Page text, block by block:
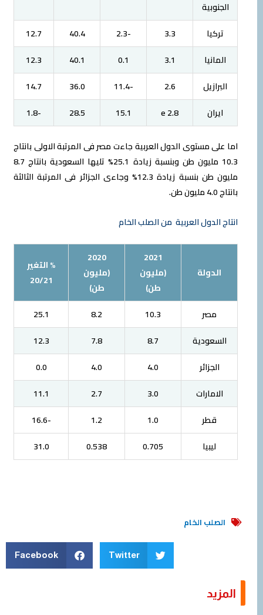
الجنوبية
تركيا
3.3
40.4
12.7
المانيا
3.1
0.1
40.1
12.3
البرازيل
2.6
36.0
14.7
ايران
2.8 e
15.1
28.5
اما على مستوى الدول العربية جاءت مصر فى المرتبة الاولى بانتاج
10.3 مليون طن وبنسبة زيادة 25.1% تليها السعودية بانتاج 8.7
مليون طن بنسبة زيادة 12.3% وجاءى الجزائر فى المرتبة الثالثة
بانتاج 4.0 مليون طن.
انتاج الدول العربية من الصلب الخام
الدولة
2021
(مليون
طن)
2020
(مليون
طن)
% التغير
20/21
مصر 10.3
8.2
25.1
السعودية
8.7
7.8
12.3
الجزائر
4.0
4.0
0.0
الامارات
3.0
2.7
11.1
قطر
1.0
1.2
ليبيا
0.705
0.538
31.0
الصلب الخام
Twitter
Facebook
المزيد